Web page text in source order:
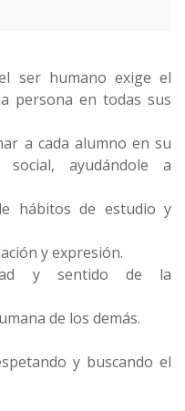
ser humano exige el
persona en todas sus
a cada alumno en su
ayudándole a
hábitos de estudio y
y expresión.
y sentido de la
de los demás.
y buscando el